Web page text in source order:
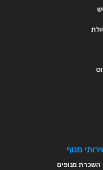
מנוף
השכרת מנופים